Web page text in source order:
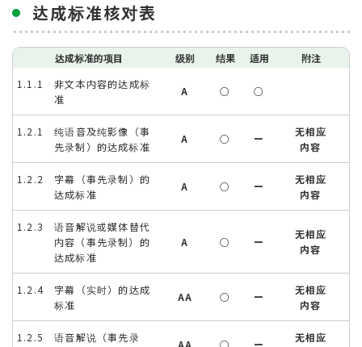
达成标准核对表
达成标准的项目 级别 结果 适用
附注
1.1.1 非文本内容的达成标
准
A ○ ○
1.2.1 纯语音及纯影像（事
先录制）的达成标准
A ○ ー
无相应
内容
1.2.2 字幕（事先录制）的
达成标准
A ○ ー
无相应
内容
1.2.3 语音解说或媒体替代
内容（事先录制）的
达成标准
A ○ ー
无相应
内容
1.2.4 字幕（实时）的达成
标准
AA ○ ー
无相应
内容
1.2.5 语音解说（事先录
AA ○ ー
无相应